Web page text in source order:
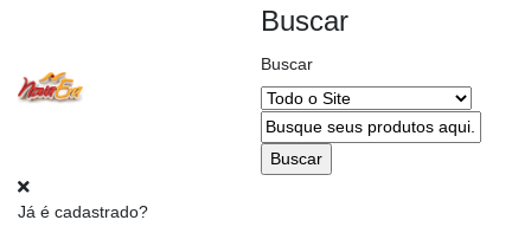
Buscar
Buscar
Já é cadastrado?